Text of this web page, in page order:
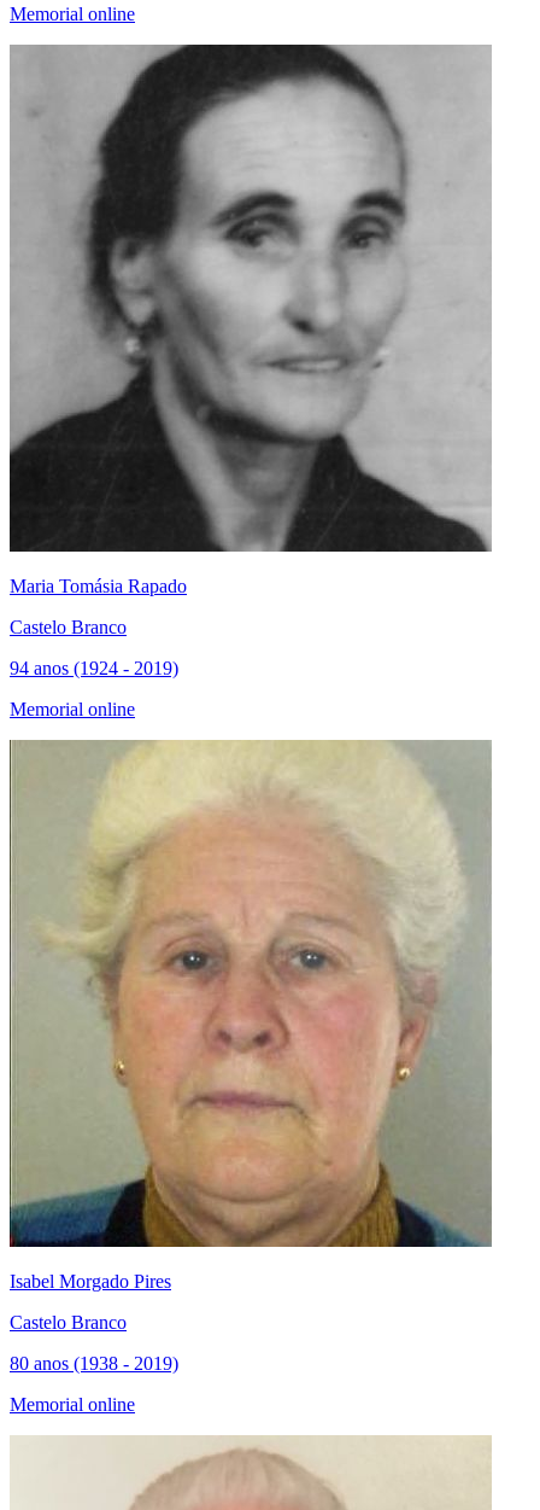
Memorial online
Maria Tomásia Rapado
Castelo Branco
94 anos (1924 - 2019)
Memorial online
Isabel Morgado Pires
Castelo Branco
80 anos (1938 - 2019)
Memorial online